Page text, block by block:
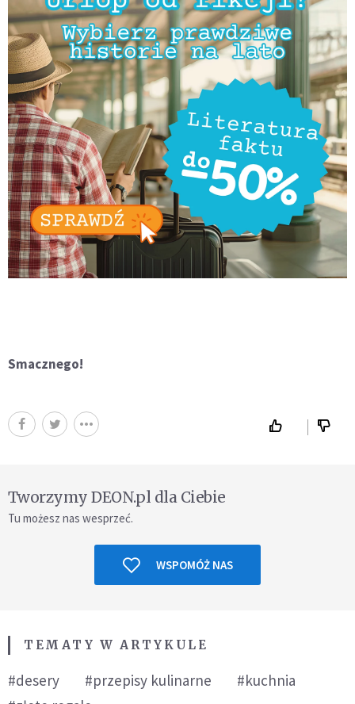
Smacznego!
Tworzymy DEON.pl dla Ciebie
Tu możesz nas wesprzeć.
WSPOMÓŻ NAS
TEMATY W ARTYKULE
#desery #przepisy kulinarne
#kuchnia